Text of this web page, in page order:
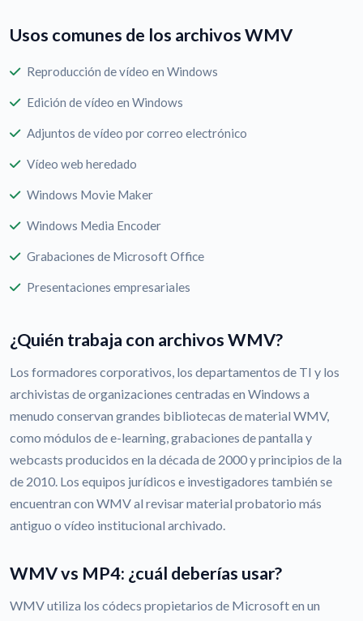
Usos comunes de los archivos WMV
Reproducción de vídeo en Windows
Edición de vídeo en Windows
Adjuntos de vídeo por correo electrónico
Vídeo web heredado
Windows Movie Maker
Windows Media Encoder
Grabaciones de Microsoft Office
Presentaciones empresariales
¿Quién trabaja con archivos WMV?
Los formadores corporativos, los departamentos de TI y los
archivistas de organizaciones centradas en Windows a
menudo conservan grandes bibliotecas de material WMV,
como módulos de e-learning, grabaciones de pantalla y
webcasts producidos en la década de 2000 y principios de la
de 2010. Los equipos jurídicos e investigadores también se
encuentran con WMV al revisar material probatorio más
antiguo o vídeo institucional archivado.
WMV vs MP4: ¿cuál deberías usar?
WMV utiliza los códecs propietarios de Microsoft en un